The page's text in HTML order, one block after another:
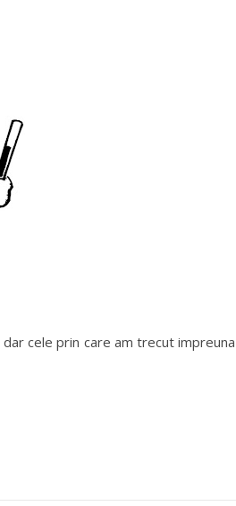
cele prin care am trecut